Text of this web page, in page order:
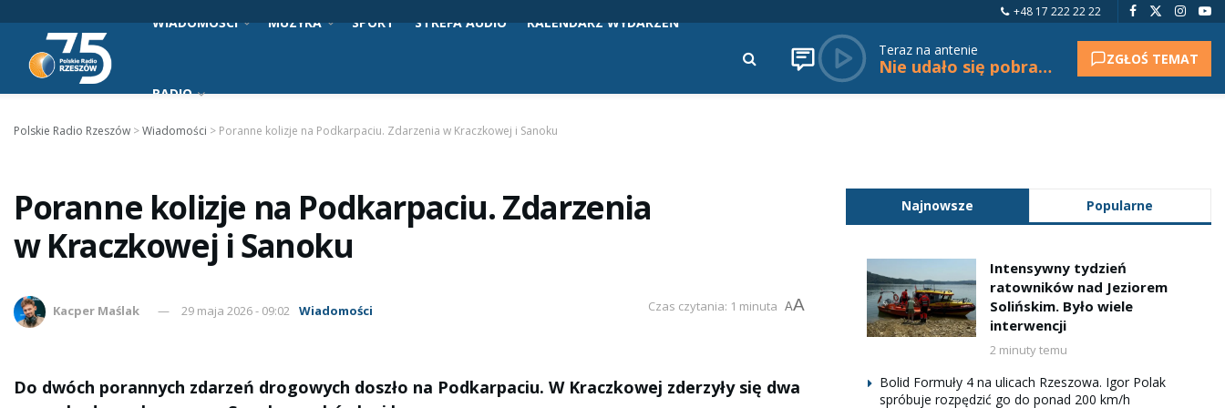
+48 17 222 22 22
WIADOMOŚCI MUZYKA SPORT STREFA AUDIO KALENDARZ WYDARZEŃ
RADIO
Teraz na antenie
Nie udało się pobrać tytułu. ZGŁOŚ TEMAT
Polskie Radio Rzeszów >Wiadomości > Poranne kolizje na Podkarpaciu. Zdarzenia w Kraczkowej i Sanoku
Poranne kolizje na Podkarpaciu. Zdarzenia
w Kraczkowej i Sanoku
Kacper Maślak 29 maja 2026 - 09:02 Wiadomości Czas czytania: 1 minuta AA
Do dwóch porannych zdarzeń drogowych doszło na Podkarpaciu. W Kraczkowej zderzyły się dwa
Najnowsze Popularne
Intensywny tydzień
ratowników nad Jeziorem
Solińskim. Było wiele
interwencji
2 minuty temu
Bolid Formuły 4 na ulicach Rzeszowa. Igor Polak
spróbuje rozpędzić go do ponad 200 km/h